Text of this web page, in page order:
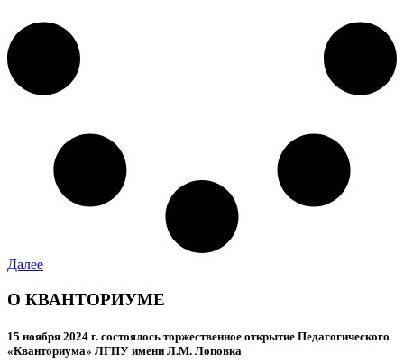
Далее
О КВАНТОРИУМЕ
15 ноября 2024 г. состоялось торжественное открытие Педагогического
«Кванториума» ЛГПУ имени Л.М. Лоповка